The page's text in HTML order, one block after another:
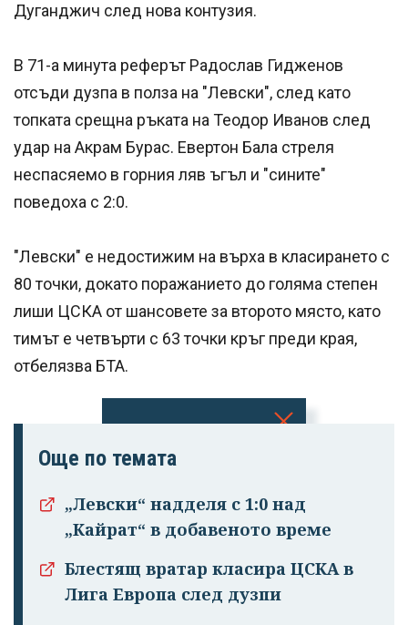
Успешно
профила си!
Дуганджич след нова контузия.
В 71-а минута реферът Радослав Гидженов
отсъди дузпа в полза на "Левски", след като
топката срещна ръката на Теодор Иванов след
удар на Акрам Бурас. Евертон Бала стреля
неспасяемо в горния ляв ъгъл и "сините"
поведоха с 2:0.
"Левски" е недостижим на върха в класирането с
80 точки, докато поражанието до голяма степен
лиши ЦСКА от шансовете за второто място, като
тимът е четвърти с 63 точки кръг преди края,
отбелязва БТА.
Още по темата
„Левски“ надделя с 1:0 над
„Кайрат“ в добавеното време
Блестящ вратар класира ЦСКА в
Лига Европа след дузпи